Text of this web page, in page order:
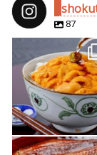
87
shokutuu_kidori
4月 25
shokutuu_kidori